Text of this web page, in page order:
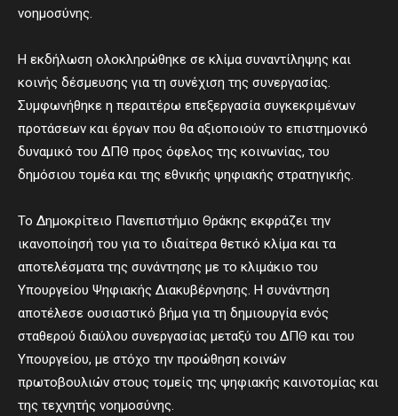
νοημοσύνης.
Η εκδήλωση ολοκληρώθηκε σε κλίμα συναντίληψης και
κοινής δέσμευσης για τη συνέχιση της συνεργασίας.
Συμφωνήθηκε η περαιτέρω επεξεργασία συγκεκριμένων
προτάσεων και έργων που θα αξιοποιούν το επιστημονικό
δυναμικό του ΔΠΘ προς όφελος της κοινωνίας, του
δημόσιου τομέα και της εθνικής ψηφιακής στρατηγικής.
Το Δημοκρίτειο Πανεπιστήμιο Θράκης εκφράζει την
ικανοποίησή του για το ιδιαίτερα θετικό κλίμα και τα
αποτελέσματα της συνάντησης με το κλιμάκιο του
Υπουργείου Ψηφιακής Διακυβέρνησης. Η συνάντηση
αποτέλεσε ουσιαστικό βήμα για τη δημιουργία ενός
σταθερού διαύλου συνεργασίας μεταξύ του ΔΠΘ και του
Υπουργείου, με στόχο την προώθηση κοινών
πρωτοβουλιών στους τομείς της ψηφιακής καινοτομίας και
της τεχνητής νοημοσύνης.